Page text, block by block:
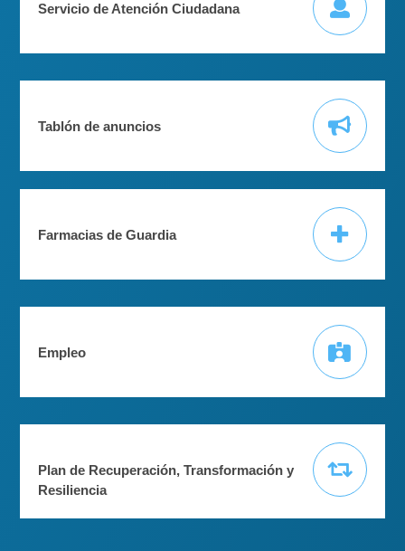
Servicio de Atención Ciudadana
Tablón de anuncios
Farmacias de Guardia
Empleo
Plan de Recuperación, Transformación y
Resiliencia